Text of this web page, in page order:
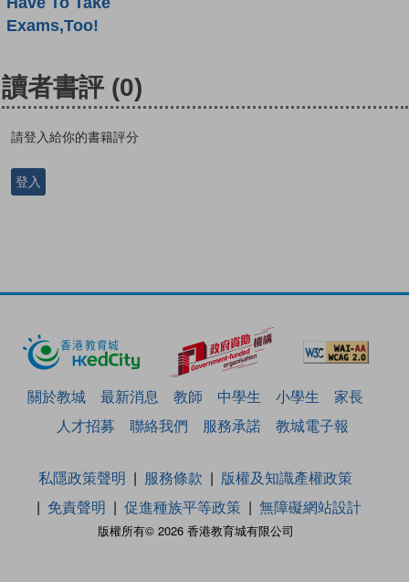
Exams,Too!
讀者書評 (0)
請登入給你的書籍評分
登入
關於教城 最新消息 教師 中學生 小學生
家長
人才招募
聯絡我們 服務承諾 教城電子報
版權所有© 2026 香港教育城有限公司
私隱政策聲明 服務條款
版權及知識產權政策
免責聲明
促進種族平等政策 無障礙網站設計